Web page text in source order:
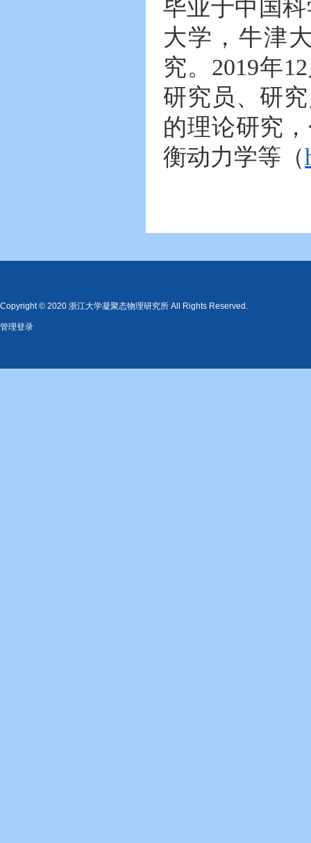
毕业于中国
大学，牛津
究。 2019年12
研究员、研
的理论研究
衡动力学等（
Copyright © 2020 浙江大学凝聚态物理研究所 All Rights Reserved.
管理登录